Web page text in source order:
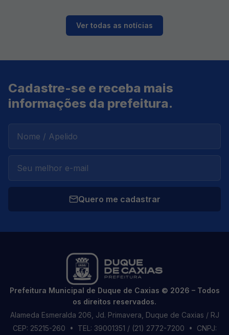
Ver todas as notícias
Cadastre-se e receba mais
informações da prefeitura.
Quero me cadastrar
Prefeitura Municipal de Duque de Caxias © 2026 – Todos
os direitos reservados.
Alameda Esmeralda 206, Jd. Primavera, Duque de Caxias / RJ
CEP: 25215-260 • TEL: 39001351 / (21) 2772-7200 • CNPJ: